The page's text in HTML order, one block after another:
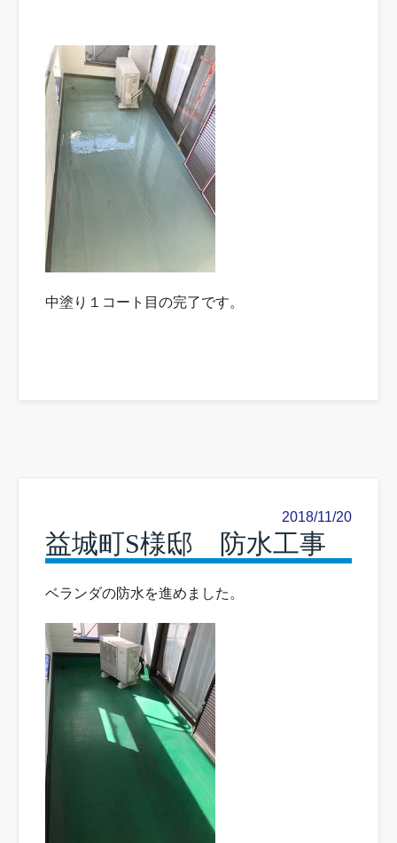
中塗り１コート目の完了です。
2018/11/20
益城町S様邸 防水工事
ベランダの防水を進めました。